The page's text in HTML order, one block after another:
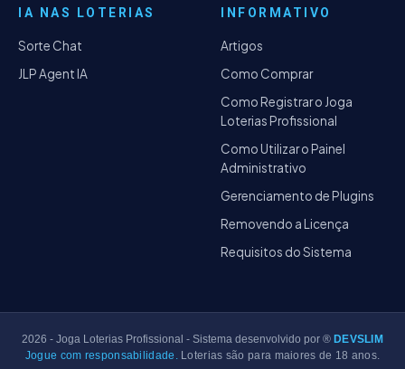
IA NAS LOTERIAS
Sorte Chat
JLP Agent IA
INFORMATIVO
Artigos
Como Comprar
Como Registrar o Joga
Loterias Profissional
Como Utilizar o Painel
Administrativo
Gerenciamento de Plugins
Removendo a Licença
Requisitos do Sistema
2026 - Joga Loterias Profissional - Sistema desenvolvido por ® DEVSLIM
Jogue com responsabilidade. Loterias são para maiores de 18 anos.